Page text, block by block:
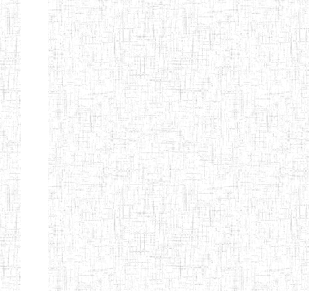
MODERNE
SAINTE MARIE
ENIEG PRIVEE
BILINGUE LES
BOSONS
04/08/2010 ENIEG
ENIEG BILINGUE
LE NORMALIEN
CITOYEN
01/08/2014 ENIEG
ENIEG BILINGUE
CLAIRE
FONTAINE
03/10/2012 ENIEG